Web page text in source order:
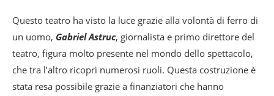
Questo teatro ha visto la luce grazie alla volontà di ferro di
un uomo, Gabriel Astruc, giornalista e primo direttore del
teatro, figura molto presente nel mondo dello spettacolo,
che tra l’altro ricoprì numerosi ruoli. Questa costruzione è
stata resa possibile grazie a finanziatori che hanno